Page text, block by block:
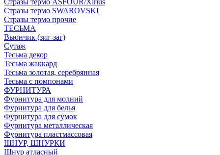
Стразы термо ASFOUR/Xirius
Стразы термо SWAROVSKI
Стразы термо прочие
ТЕСЬМА
Вьюнчик (зиг-заг)
Сутаж
Тесьма декор
Тесьма жаккард
Тесьма золотая, серебрянная
Тесьма с помпонами
ФУРНИТУРА
Фурнитура для молний
Фурнитура для белья
Фурнитура для сумок
Фурнитура металлическая
Фурнитура пластмассовая
ШНУР, ШНУРКИ
Шнур атласный